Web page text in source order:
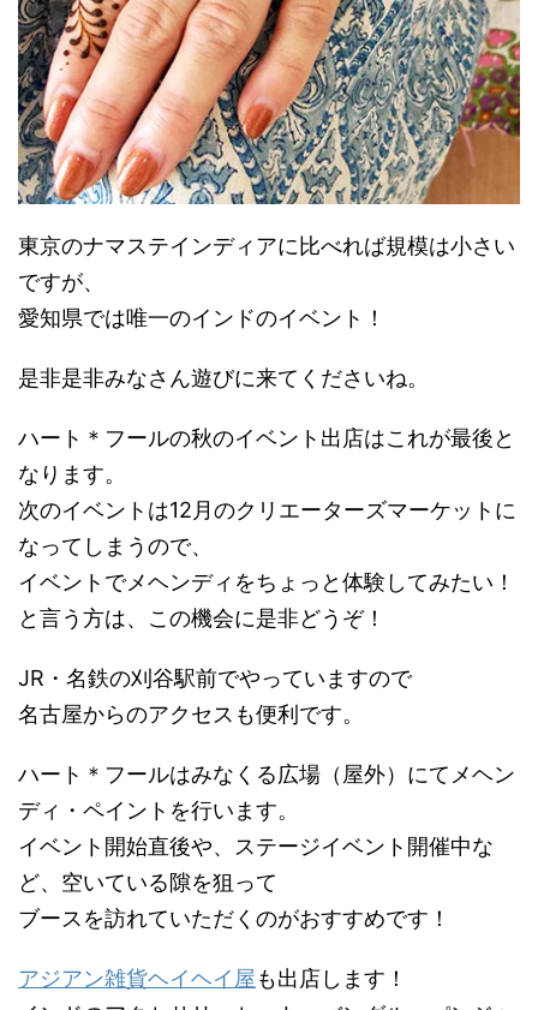
東京のナマステインディアに比べれば規模は小さい
ですが、
愛知県では唯一のインドのイベント！
是非是非みなさん遊びに来てくださいね。
ハート＊フールの秋のイベント出店はこれが最後と
なります。
次のイベントは12月のクリエーターズマーケットに
なってしまうので、
イベントでメヘンディをちょっと体験してみたい！
と言う方は、この機会に是非どうぞ！
JR・名鉄の刈谷駅前でやっていますので
名古屋からのアクセスも便利です。
ハート＊フールはみなくる広場（屋外）にてメヘン
ディ・ペイントを行います。
イベント開始直後や、ステージイベント開催中な
ど、空いている隙を狙って
ブースを訪れていただくのがおすすめです！
アジアン雑貨ヘイヘイ屋も出店します！